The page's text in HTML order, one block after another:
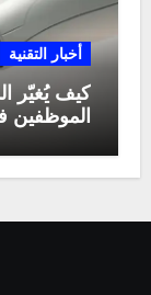
أخبار التقنية
كيف يُغيّر
الموظفين في 2025؟ أبرز